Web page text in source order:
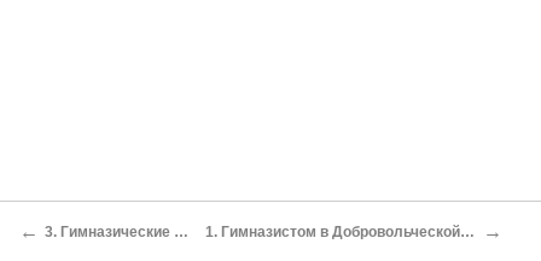
← 3. Гимназические годы 1. Гимназистом в Добровольческой армии →